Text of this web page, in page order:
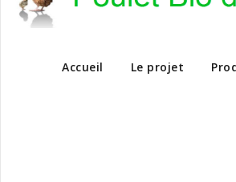
Accueil Le projet